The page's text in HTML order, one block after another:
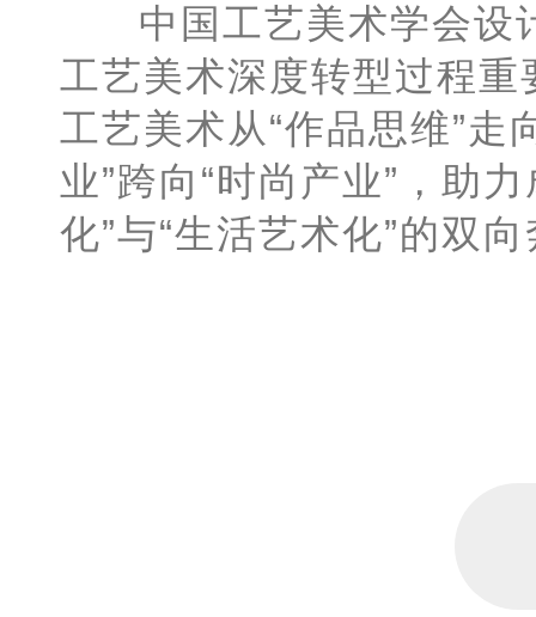
中国工艺美术学会设
工艺美术深度转型过程
工艺美术从“作品思维”走
业”跨向“时尚产业”，助
化”与“生活艺术化”的双